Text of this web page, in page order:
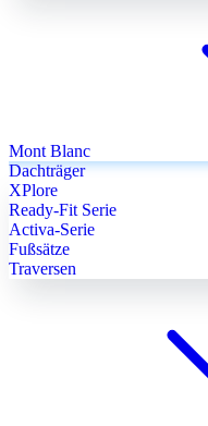
Mont Blanc
Dachträger
XPlore
Ready-Fit Serie
Activa-Serie
Fußsätze
Traversen